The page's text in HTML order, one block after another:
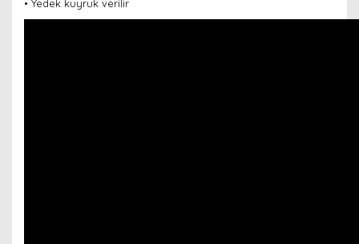
• Yedek kuyruk verilir